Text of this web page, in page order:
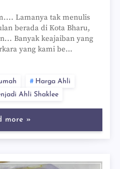
Lamanya tak menulis
berada di Kota Bharu,
Banyak keajaiban yang
yang kami be…
Harga Ahli
Ahli Shaklee
more »